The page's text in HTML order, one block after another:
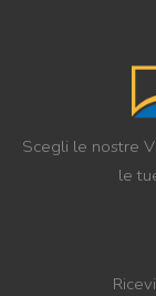
Scegli le nostre
le